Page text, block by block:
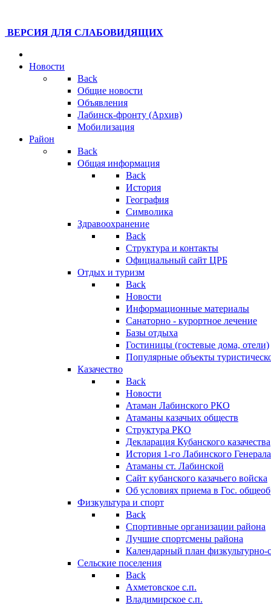
ВЕРСИЯ ДЛЯ СЛАБОВИДЯЩИХ
Новости
Back
Общие новости
Объявления
Лабинск-фронту (Архив)
Мобилизация
Район
Back
Общая информация
Back
История
География
Символика
Здравоохранение
Back
Структура и контакты
Официальный сайт ЦРБ
Отдых и туризм
Back
Новости
Информационные материалы
Санаторно - курортное лечение
Базы отдыха
Гостиницы (гостевые дома, отели)
Популярные объекты
Казачество
Back
Новости
Атаман Лабинского РКО
Атаманы казачьих обществ
Структура РКО
Декларация Кубанского казачества
История 1-го Лабинского
Атаманы ст. Лабинской
Cайт кубанского казачьего войска
Об условиях приема в Гос.
Физкультура и спорт
Back
Спортивные организации района
Лучшие спортсмены района
Календарный план
Сельские поселения
Back
Ахметовское с.п.
Владимирское с.п.